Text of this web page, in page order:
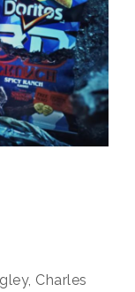
Charles